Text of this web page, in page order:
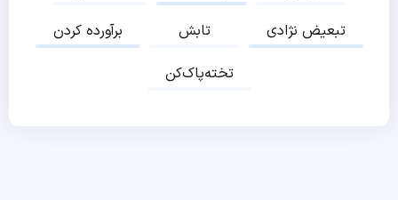
برآورده کردن
تابش
تبعیض نژادی
تخته‌پاک‌کن